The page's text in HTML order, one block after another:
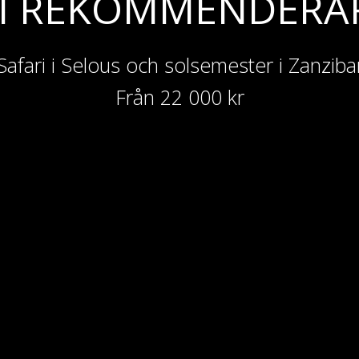
i Selous och solsemester i
Från 22 000 kr